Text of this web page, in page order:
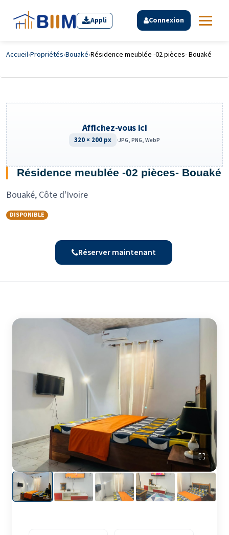
Appli Connexion
Accueil›Propriétés›Bouaké›Résidence meublée -02 pièces- Bouaké
Résidence meublée -02 pièces- Bouaké
Bouaké, Côte d'Ivoire
DISPONIBLE
Réserver maintenant
Affichez-vous ici
320 × 200 px ·JPG, PNG, WebP
⛶